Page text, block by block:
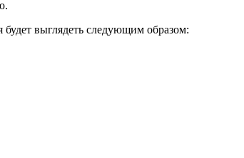
будет выглядеть следующим образом: